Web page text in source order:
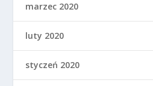
marzec 2020
luty 2020
styczeń 2020